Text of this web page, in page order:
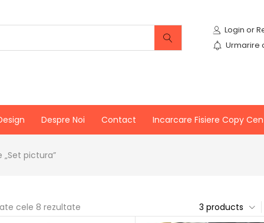
Urmarire
Despre Noi Contact Incarcare Fisiere Copy
pictura”
cele 8 rezultate 3 products